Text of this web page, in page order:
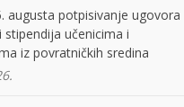
augusta potpisivanje ugovora
stipendija učenicima i
iz povratničkih sredina